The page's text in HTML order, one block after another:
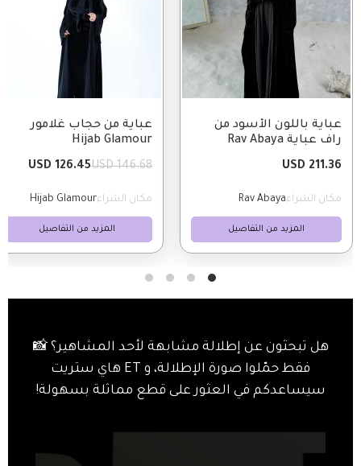
عباية باللون الأسود من
راف عباية Rav Abaya
211.36 USD
مكان الشراءRav Abaya
المزيد من التفاصيل
عباية من حجاب غلامور
Hijab Glamour
146.68 USD
126.45 USD
مكان الشراءHijab Glamour
المزيد من التفاصيل
هل تبحثون عن إطلالة مشابهة لأحد المشاهير؟ 📸
فقط حمّلوا صورة الإطلالة، و ET هاي ستريت
سيساعدكم في العثور على قطع مماثلة بسهولة!